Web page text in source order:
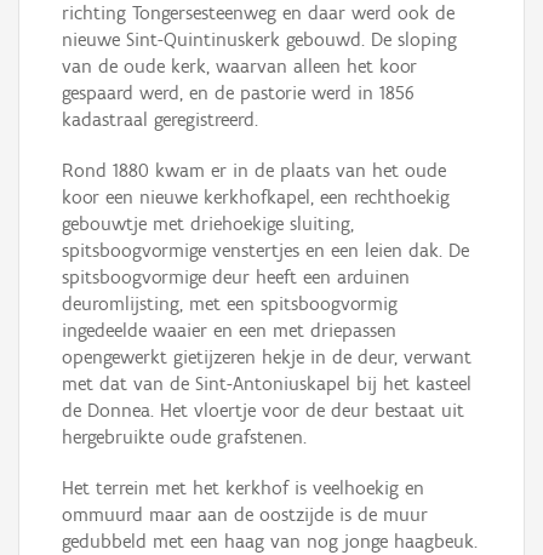
richting Tongersesteenweg en daar werd ook de
nieuwe Sint-Quintinuskerk gebouwd. De sloping
van de oude kerk, waarvan alleen het koor
gespaard werd, en de pastorie werd in 1856
kadastraal geregistreerd.
Rond 1880 kwam er in de plaats van het oude
koor een nieuwe kerkhofkapel, een rechthoekig
gebouwtje met driehoekige sluiting,
spitsboogvormige venstertjes en een leien dak. De
spitsboogvormige deur heeft een arduinen
deuromlijsting, met een spitsboogvormig
ingedeelde waaier en een met driepassen
opengewerkt gietijzeren hekje in de deur, verwant
met dat van de Sint-Antoniuskapel bij het kasteel
de Donnea. Het vloertje voor de deur bestaat uit
hergebruikte oude grafstenen.
Het terrein met het kerkhof is veelhoekig en
ommuurd maar aan de oostzijde is de muur
gedubbeld met een haag van nog jonge haagbeuk.